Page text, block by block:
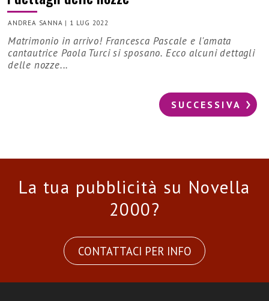
ANDREA SANNA | 1 LUG 2022
Matrimonio in arrivo! Francesca Pascale e l'amata
cantautrice Paola Turci si sposano. Ecco alcuni dettagli
delle nozze...
SUCCESSIVA
La tua pubblicità su Novella
2000?
CONTATTACI PER INFO